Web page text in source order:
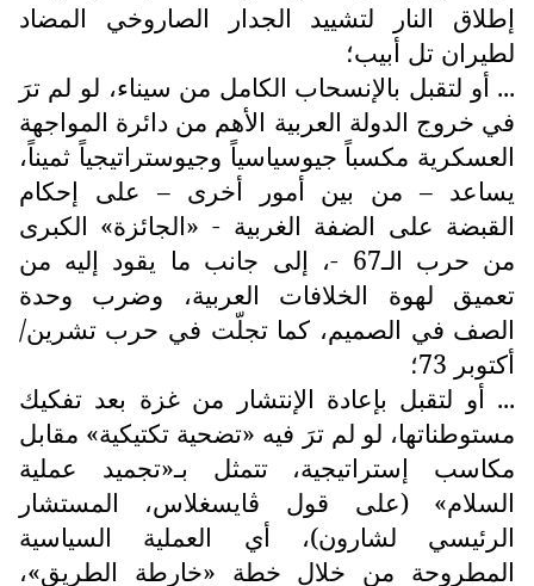
إطلاق النار لتشييد الجدار الصاروخي المضاد
لطيران تل أبيب؛
... أو لتقبل بالإنسحاب الكامل من سيناء، لو لم ترَ
في خروج الدولة العربية الأهم من دائرة المواجهة
العسكرية مكسباً جيوسياسياً وجيوستراتيجياً ثميناً،
يساعد – من بين أمور أخرى – على إحكام
القبضة على الضفة الغربية - «الجائزة» الكبرى
من حرب الـ67 -، إلى جانب ما يقود إليه من
تعميق لهوة الخلافات العربية، وضرب وحدة
الصف في الصميم، كما تجلّت في حرب تشرين/
أكتوبر 73؛
... أو لتقبل بإعادة الإنتشار من غزة بعد تفكيك
مستوطناتها، لو لم ترَ فيه «تضحية تكتيكية» مقابل
مكاسب إستراتيجية، تتمثل بـ«تجميد عملية
السلام» (على قول ڤايسغلاس، المستشار
الرئيسي لشارون)، أي العملية السياسية
المطروحة من خلال خطة «خارطة الطريق»،